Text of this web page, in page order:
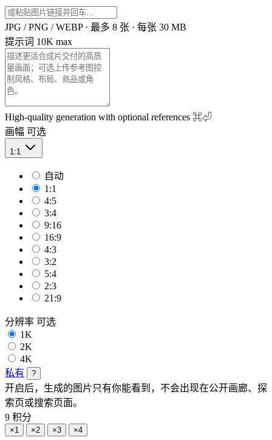
JPG / PNG / WEBP · 最多 8 张 · 每张 30 MB
提示词 10K max
High-quality generation with optional references ⌘⏎
画幅 可选
1:1
自动
1:1
4:5
3:4
9:16
16:9
4:3
3:2
5:4
2:3
21:9
分辨率 可选
1K
2K
4K
私有
?
开启后，生成的图片只有你能看到，不会出现在公开画廊、探
索页或搜索页面。
9 积分
×1 ×2 ×3 ×4